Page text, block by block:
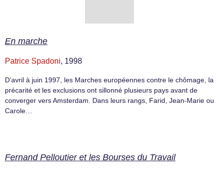
En marche
Patrice Spadoni, 1998
D’avril à juin 1997, les Marches européennes contre le chômage, la
précarité et les exclusions ont sillonné plusieurs pays avant de
converger vers Amsterdam. Dans leurs rangs, Farid, Jean-Marie ou
Carole…
Fernand Pelloutier et les Bourses du Travail